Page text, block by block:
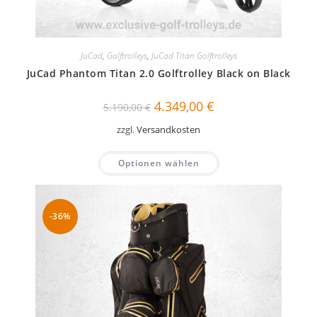
JuCad, Golftrolleys, JuCad Titan Golftrolleys
JuCad Phantom Titan 2.0 Golftrolley Black on Black
5.190,00€ Ursprünglicher
Preis
war:
5.190,00 €
4.349,00 €Aktueller
Preis
zzgl.Versandkosten
Optionen wählen
-36%